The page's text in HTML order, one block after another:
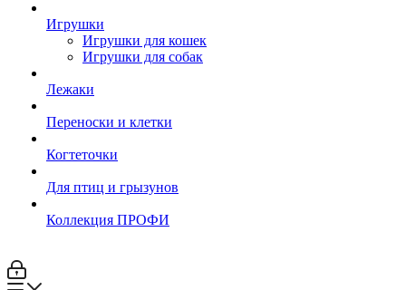
Игрушки
Игрушки для кошек
Игрушки для собак
Лежаки
Переноски и клетки
Когтеточки
Для птиц и грызунов
Коллекция ПРОФИ